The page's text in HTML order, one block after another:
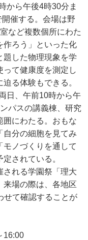
から午後4時30分ま
催する。会場は野
など複数個所にわた
作ろう」といった化
題した物理現象を学
て健康度を測定し
る体験もできる。
日、午前10時から午
パスの講義棟、研究
囲にわたる。おもな
自分の細胞を見てみ
モノづくりを通して
されている。
れる学園祭「理大
来場の際は、各地区
せて確認することが
16:00